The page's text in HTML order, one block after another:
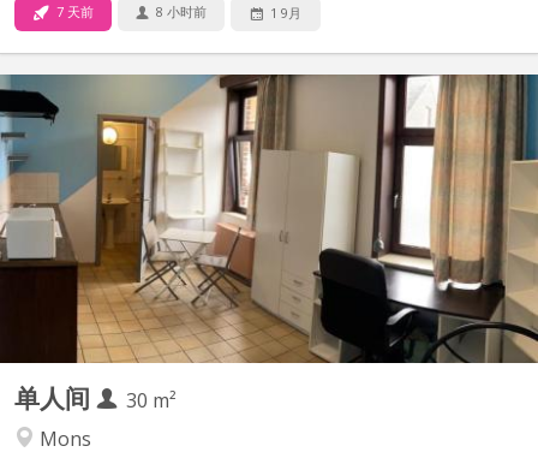
7 天前 8 小时前 1 9月
单人间
30 m²
Mons
KM 2187
Studio à louer Studio meublé se situant rue du pourcelet 65
possédant un séjour (avec un coin cuisine, un coin bureau et un
coin chambre), sdb + wc (tout privatif) AINSI qu’un beau jardin de
60m2 sans vis-à-vis. Le loyer est de 400 euros charges
communes comprises MAIS compteurs au nom du...